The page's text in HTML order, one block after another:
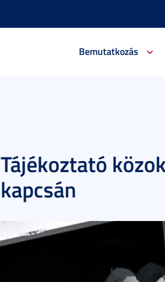
Bemutatkozás
Tájékoztató
kapcsán